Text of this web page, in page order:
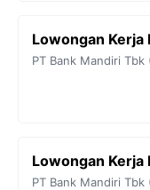
Lowongan Kerja
PT Bank Mandiri Tbk
Lowongan
PT Bank Mandiri Tbk